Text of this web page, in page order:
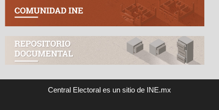
Central Electoral es un sitio de INE.mx